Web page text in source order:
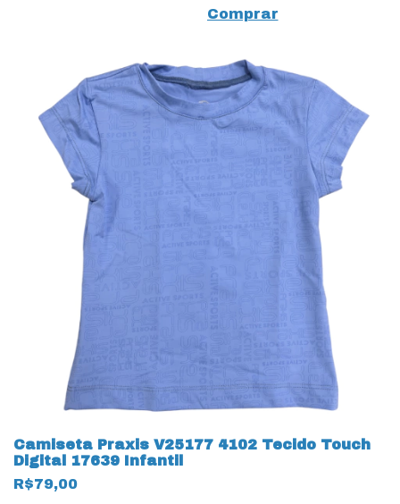
Comprar
Camiseta Praxis V25177 4102 Tecido Touch
Digital 17639 Infantil
R$79,00